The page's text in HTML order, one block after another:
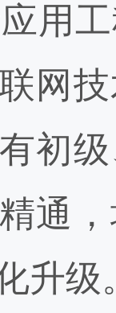
用
网
初
通
升级